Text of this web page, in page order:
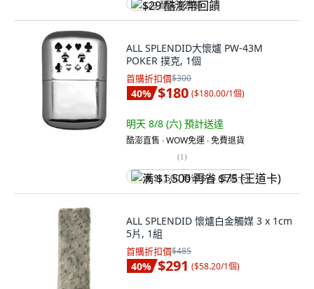
$29 酷澎幣回饋
ALL SPLENDID大懷爐 PW-43M
POKER 撲克, 1個
首購折扣價$300
40% $180 ($180.00/1個)
明天 8/8 (六) 預計送達
酷澎直售 ∙ WOW免運 ∙ 免費退貨
(1)
满 $1,500 再省 $75 (王道卡)
ALL SPLENDID 懷爐白金觸媒 3 x 1cm
5片, 1組
首購折扣價$485
40% $291 ($58.20/1個)